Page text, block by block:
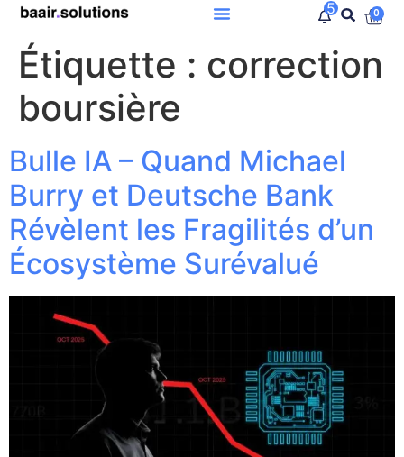
5 0
Étiquette : correction
boursière
Bulle IA – Quand Michael
Burry et Deutsche Bank
Révèlent les Fragilités d’un
Écosystème Surévalué